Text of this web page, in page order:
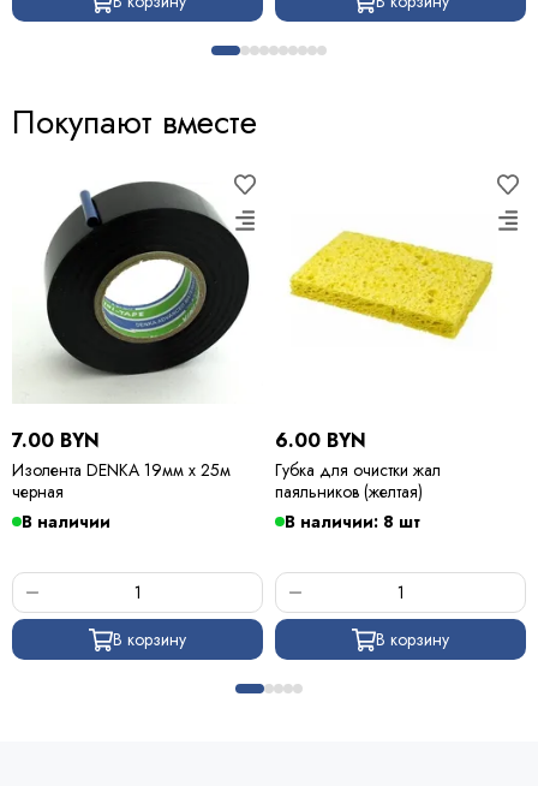
Покупают вместе
7.00 BYN
Изолента DENKA 19мм х 25м
черная
В наличии
В корзину
6.00 BYN
Губка для очистки жал
паяльников (желтая)
В наличии: 8 шт
В корзину